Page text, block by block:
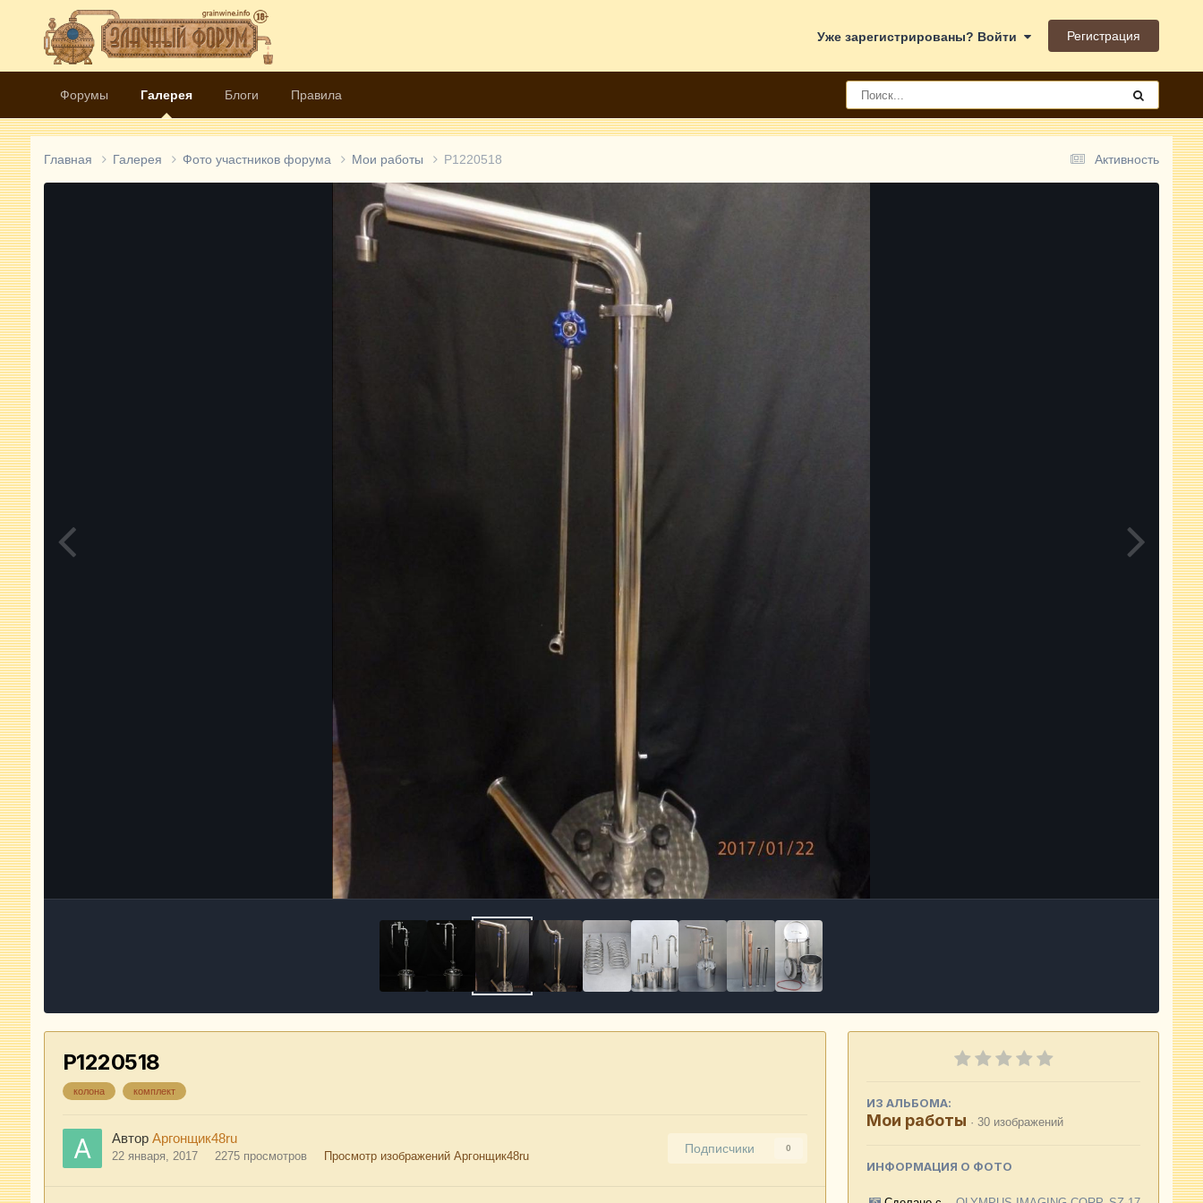
Уже зарегистрированы? Войти Регистрация
Форумы Галерея Блоги Правила
Активность
Главная Галерея Фото участников форума Мои работы P1220518
P1220518
колона комплект
Автор Аргонщик48ru
22 января, 2017 2275 просмотров Просмотр изображений Аргонщик48ru
Подписчики 0
ИЗ АЛЬБОМА:
Мои работы · 30 изображений
ИНФОРМАЦИЯ О ФОТО